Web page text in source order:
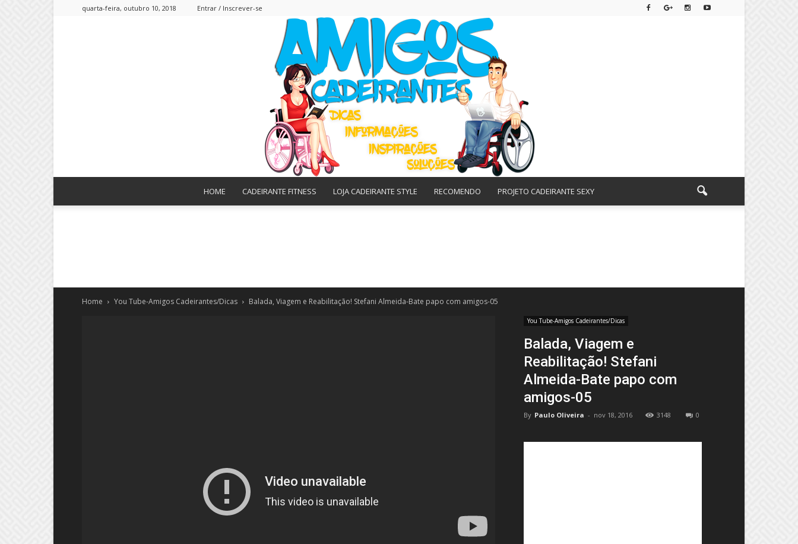
quarta-feira, outubro 10, 2018 Entrar / Inscrever-se
HOME CADEIRANTE FITNESS LOJA CADEIRANTE STYLE RECOMENDO PROJETO CADEIRANTE SEXY
Home You Tube-Amigos Cadeirantes/Dicas Balada, Viagem e Reabilitação! Stefani Almeida-Bate papo com amigos-05
You Tube-Amigos Cadeirantes/Dicas
Balada, Viagem e
Reabilitação! Stefani
Almeida-Bate papo com
amigos-05
By Paulo Oliveira - nov 18, 2016 3148 0